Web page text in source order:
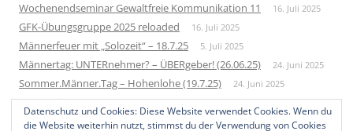
Wochenendseminar Gewaltfreie Kommunikation 11 16. Juli 2025
GFK-Übungsgruppe 2025 reloaded 16. Juli 2025
Männerfeuer mit „Solozeit“ – 18.7.25 5. Juli 2025
Männertag: UNTERnehmer? – ÜBERgeber! (26.06.25) 24. Juni 2025
Sommer.Männer.Tag – Hohenlohe (19.7.25) 24. Juni 2025
Neue Männergruppe – Startup 2026 1. Juni 2025
Bundesweites Männertreffen 2025 10. Mai 2025
Datenschutz und Cookies: Diese Website verwendet Cookies. Wenn du
die Website weiterhin nutzt, stimmst du der Verwendung von Cookies